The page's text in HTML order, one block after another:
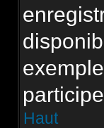
Haut